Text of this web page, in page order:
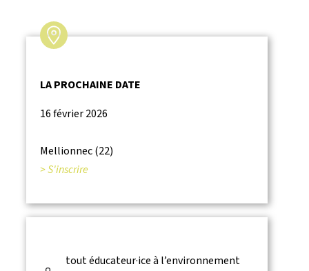
LA PROCHAINE DATE
16 février 2026
Mellionnec (22)
> S'inscrire
tout éducateur·ice à l’environnement